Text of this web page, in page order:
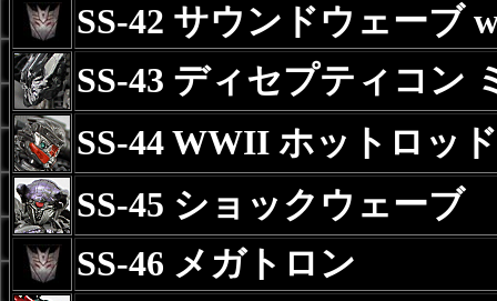
SS-42 サウンドウェーブ
SS-43 ディセプティコン
SS-44 WWII ホットロッド
SS-45 ショックウェーブ
SS-46 メガトロン